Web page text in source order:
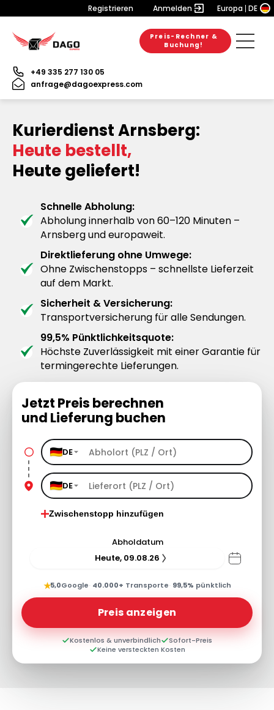
Registrieren Anmelden Europa DE
Preis-Rechner &
Buchung!
+49 335 277 130 05
anfrage@dagoexpress.com
Kurierdienst Arnsberg:
Heute bestellt,
Heute geliefert!
Schnelle Abholung:
Abholung innerhalb von 60–120 Minuten –
Arnsberg und europaweit.
Direktlieferung ohne Umwege:
Ohne Zwischenstopps – schnellste Lieferzeit
auf dem Markt.
Sicherheit & Versicherung:
Transportversicherung für alle Sendungen.
99,5% Pünktlichkeitsquote:
Höchste Zuverlässigkeit mit einer Garantie für
termingerechte Lieferungen.
Jetzt Preis berechnen
und Lieferung buchen
DE
DE
Zwischenstopp hinzufügen
Abholdatum
Heute, 09.08.26
★5,0Google· 40.000+ Transporte· 99,5% pünktlich
Preis anzeigen
Kostenlos & unverbindlich
Sofort-Preis
Keine versteckten Kosten